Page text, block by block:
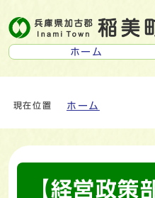
ホーム
現在位置 ホーム
【経営政策